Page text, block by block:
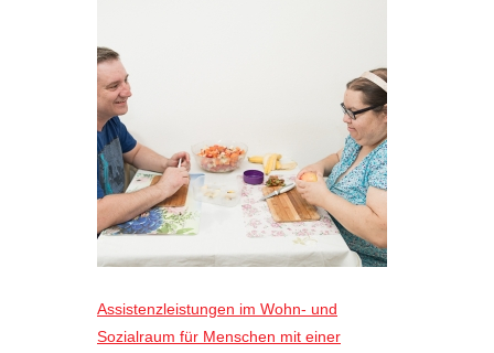
Assistenzleistungen im Wohn- und
Sozialraum für Menschen mit einer